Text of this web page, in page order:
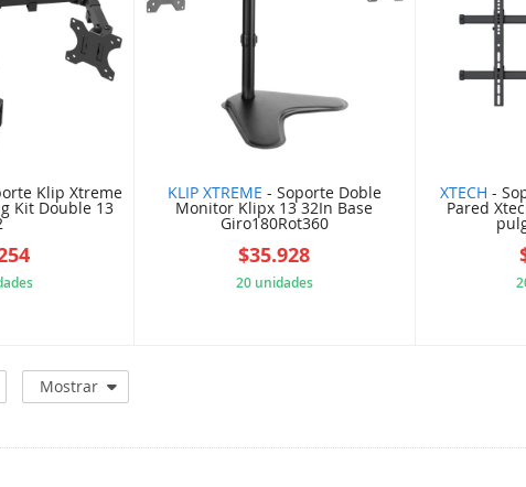
Klip Xtreme
Kit Double 13
KLIP XTREME - Soporte Doble
Monitor Klipx 13 32In Base
Giro180Rot360
$35.928
20 unidades
XTECH -
Pared
Mostrar